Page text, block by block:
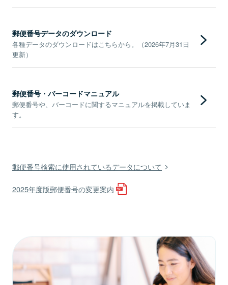
郵便番号データのダウンロード
各種データのダウンロードはこちらから。（2026年7月31日
更新）
郵便番号・バーコードマニュアル
郵便番号や、バーコードに関するマニュアルを掲載していま
す。
郵便番号検索に使用されているデータについて
2025年度版郵便番号の変更案内